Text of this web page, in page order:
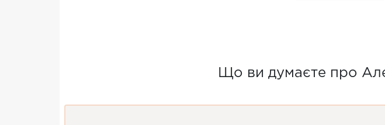
Що ви думаєте про